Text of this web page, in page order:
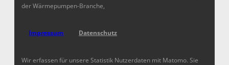
der Wärmepumpen-Branche,
Impressum Datenschutz
Wir erfassen für unsere Statistik Nutzerdaten mit Matomo. Sie